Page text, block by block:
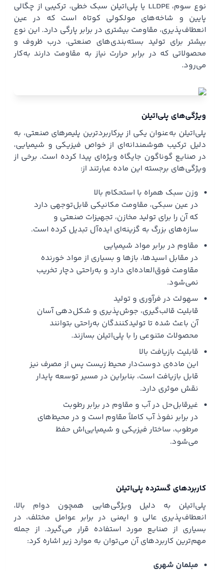
نوع سوم، LLDPE یا پلی‌اتیلن سبک خطی، ترکیبی از چگالی
پایین و شاخه‌های مولکولی کوتاه است که در عین
انعطاف‌پذیری، مقاومت بیشتری در برابر پارگی دارد. این نوع
بیشتر برای تولید بسته‌بندی‌های صنعتی، درب ظروف و
محصولاتی که در برابر حرارت نیاز به مقاومت دارند به‌کار
می‌رود.
ویژگی‌های پلی‌اتیلن
پلی‌اتیلن به‌عنوان یکی از پرکاربردترین پلیمرهای صنعتی، به
دلیل ترکیب هوشمندانه‌ای از خواص فیزیکی و شیمیایی،
در صنایع گوناگون جایگاه ویژه‌ای پیدا کرده است. برخی از
ویژگی‌های برجسته این ماده عبارتند از:
وزن سبک همراه با استحکام بالا
در عین سبکی، مقاومت مکانیکی قابل‌توجهی دارد
که آن را برای تولید مخازن، تجهیزات صنعتی و
سازه‌های بزرگ به گزینه‌ای ایده‌آل تبدیل کرده است.
مقاوم در برابر مواد شیمیایی
در مقابل اسیدها، بازها و بسیاری از مواد خورنده
مقاومت فوق‌العاده‌ای دارد و به‌راحتی دچار تخریب
نمی‌شود.
سهولت در فرآوری و تولید
قابلیت قالب‌گیری، جوش‌پذیری و شکل‌دهی آسان
آن باعث شده تا تولیدکنندگان به‌راحتی بتوانند
محصولات متنوعی را با پلی‌اتیلن بسازند.
قابلیت بازیافت بالا
این ماده‌ی دوست‌دار محیط زیست پس از مصرف نیز
قابل بازیافت است، بنابراین در مسیر توسعه پایدار
نقش موثری دارد.
غیرقابل‌حل در آب و مقاوم در برابر رطوبت
در برابر نفوذ آب کاملاً مقاوم است و در محیط‌های
مرطوب، ساختار فیزیکی و شیمیایی‌اش حفظ
می‌شود.
کاربردهای گسترده پلی‌اتیلن
پلی‌اتیلن به دلیل ویژگی‌هایی همچون دوام بالا،
انعطاف‌پذیری عالی و ایمنی در برابر عوامل مختلف، در
بسیاری از صنایع مورد استفاده قرار می‌گیرد. از جمله
مهم‌ترین کاربردهای آن می‌توان به موارد زیر اشاره کرد:
مبلمان شهری